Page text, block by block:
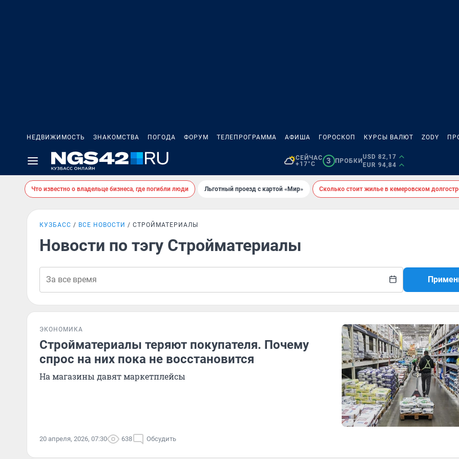
НЕДВИЖИМОСТЬ ЗНАКОМСТВА ПОГОДА ФОРУМ ТЕЛЕПРОГРАММА АФИША ГОРОСКОП КУРСЫ ВАЛЮТ ZODY
СЕЙЧАС
+17°C
3 ПРОБКИ
USD 82,17
EUR 94,84
Что известно о владельце бизнеса, где погибли люди Льготный проезд с картой «Мир» Сколько стоит жилье в кемеровском
КУЗБАСС ВСЕ НОВОСТИ СТРОЙМАТЕРИАЛЫ
Новости по тэгу Стройматериалы
ЭКОНОМИКА
Стройматериалы теряют покупателя. Почему
спрос на них пока не восстановится
На магазины давят маркетплейсы
20 апреля, 2026, 07:30 638 Обсудить